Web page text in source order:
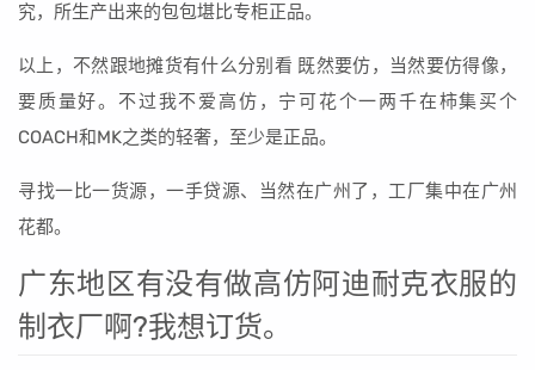
究，所生产出来的包包堪比专柜正品。
以上，不然跟地摊货有什么分别看 既然要仿，当然要仿得像，
要质量好。不过我不爱高仿，宁可花个一两千在柿集买个
COACH和MK之类的轻奢，至少是正品。
寻找一比一货源，一手贷源、当然在广州了，工厂集中在广州
花都。
广东地区有没有做高仿阿迪耐克衣服的
制衣厂啊?我想订货。